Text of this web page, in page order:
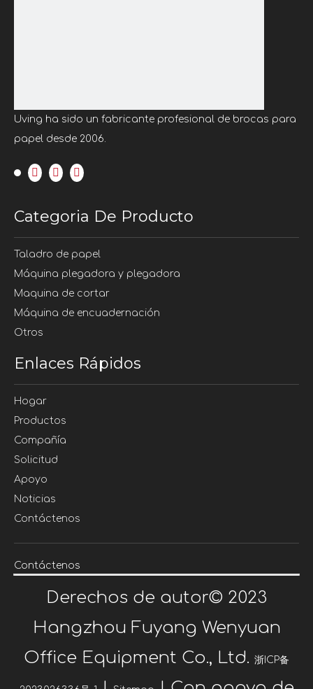
Hangzhou, Zhejiang, China, 311400
Correo electrónico :
zoe@uving.com.cn
Teléfono: +86 15088721599
Uving ha sido un fabricante profesional de brocas para
papel desde 2006.
Categoria De Producto
Taladro de papel
Máquina plegadora y plegadora
Maquina de cortar
Máquina de encuadernación
Otros
Enlaces Rápidos
Hogar
Productos
Compañía
Solicitud
Apoyo
Noticias
Contáctenos
Contáctenos
Derechos de autor© 2023
Hangzhou Fuyang Wenyuan
Office Equipment Co., Ltd. 浙ICP备